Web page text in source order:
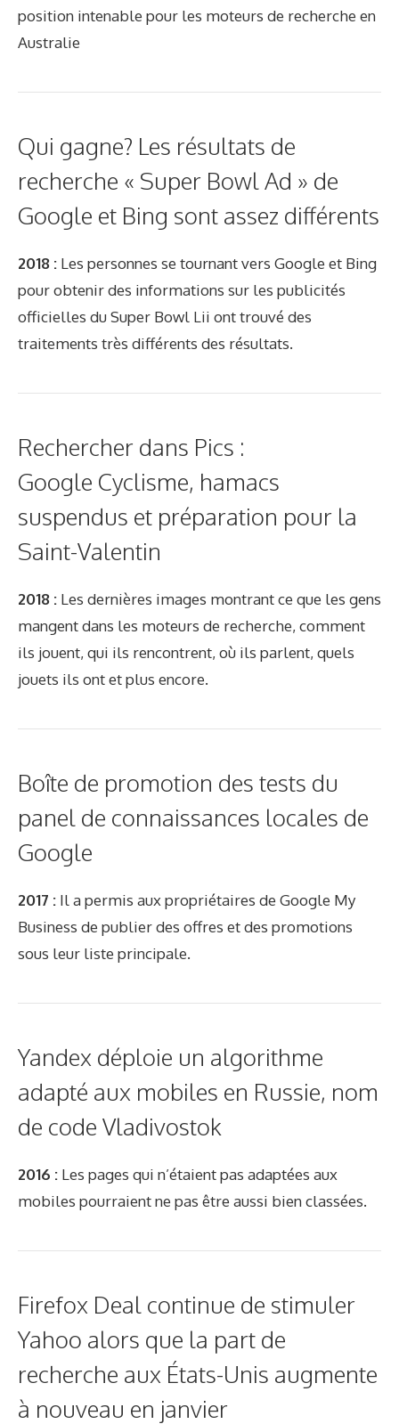
position intenable pour les moteurs de recherche en
Australie
Qui gagne? Les résultats de
recherche « Super Bowl Ad » de
Google et Bing sont assez différents
2018 : Les personnes se tournant vers Google et Bing
pour obtenir des informations sur les publicités
officielles du Super Bowl Lii ont trouvé des
traitements très différents des résultats.
Rechercher dans Pics :
Google Cyclisme, hamacs
suspendus et préparation pour la
Saint-Valentin
2018 : Les dernières images montrant ce que les gens
mangent dans les moteurs de recherche, comment
ils jouent, qui ils rencontrent, où ils parlent, quels
jouets ils ont et plus encore.
Boîte de promotion des tests du
panel de connaissances locales de
Google
2017 : Il a permis aux propriétaires de Google My
Business de publier des offres et des promotions
sous leur liste principale.
Yandex déploie un algorithme
adapté aux mobiles en Russie, nom
de code Vladivostok
2016 : Les pages qui n’étaient pas adaptées aux
mobiles pourraient ne pas être aussi bien classées.
Firefox Deal continue de stimuler
Yahoo alors que la part de
recherche aux États-Unis augmente
à nouveau en janvier